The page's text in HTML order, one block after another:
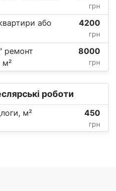
грн
або
4200
грн
ремонт
м²
8000
грн
роботи
м² 450
грн